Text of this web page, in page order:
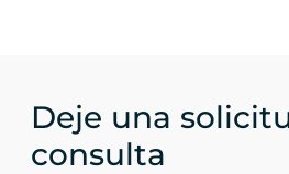
Deje una
consulta